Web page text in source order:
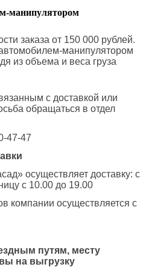
манипулятором
заказа от 150 000 рублей.
манипулятором
из объема и веса груза
с доставкой или
обращаться в отдел
47-47
осуществляет доставку: с
с 10.00 до 19.00
компании осуществляется с
путям, месту
на выгрузку